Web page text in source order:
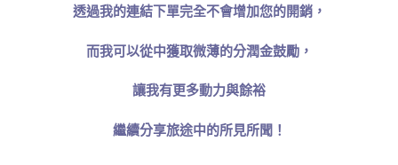
透過我的連結下單完全不會增加您的開銷，
而我可以從中獲取微薄的分潤金鼓勵，
讓我有更多動力與餘裕
繼續分享旅途中的所見所聞！